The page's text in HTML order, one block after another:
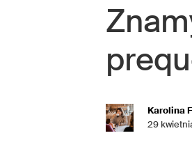
Karolina
29